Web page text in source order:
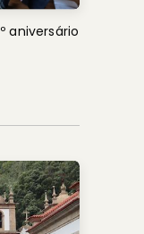
aniversário